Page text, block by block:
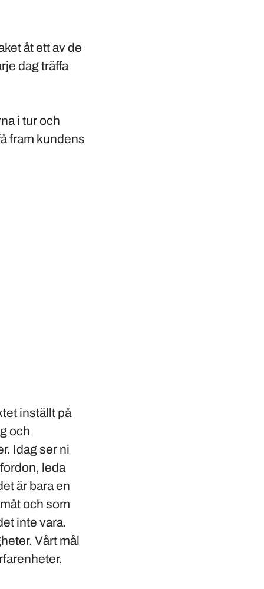
åt ett av de
dag träffa
i tur och
fram kundens
inställt på
och
Idag ser ni
leda
är bara en
och som
inte vara.
Vårt mål